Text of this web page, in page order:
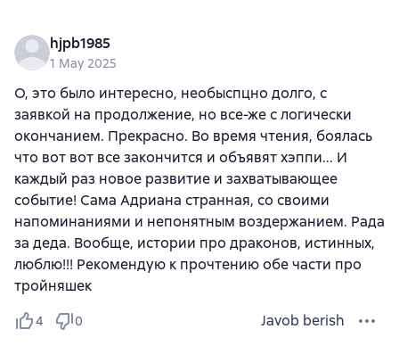
hjpb1985
1 May 2025
О, это было интересно, необыспцно долго, с
заявкой на продолжение, но все-же с логически
окончанием. Прекрасно. Во время чтения, боялась
что вот вот все закончится и объявят хэппи... И
каждый раз новое развитие и захватывающее
событие! Сама Адриана странная, со своими
напоминаниями и непонятным воздержанием. Рада
за деда. Вообще, истории про драконов, истинных,
люблю!!! Рекомендую к прочтению обе части про
тройняшек
4 0 Javob berish